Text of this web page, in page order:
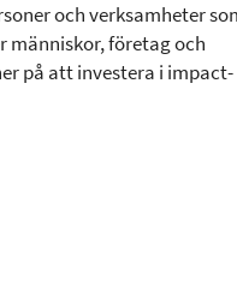
och verksamheter
människor, företag och
på att investera i impact-